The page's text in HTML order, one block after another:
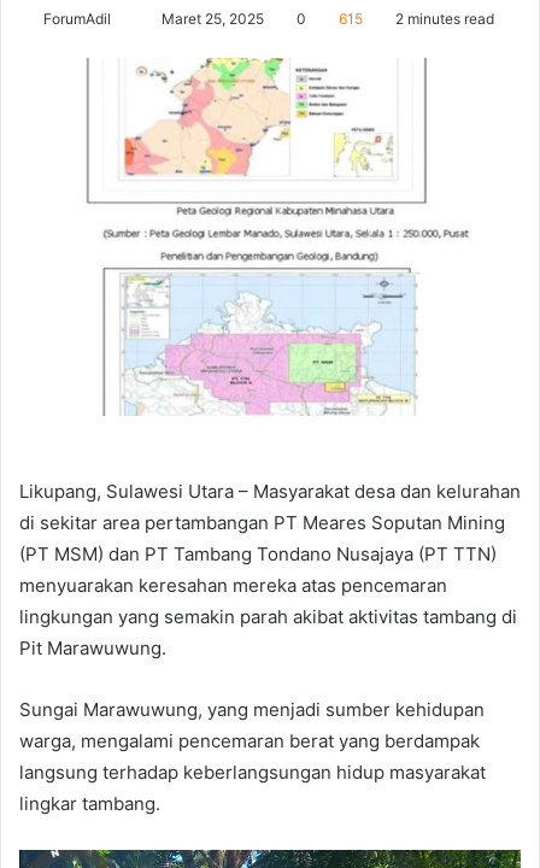
ForumAdil
email
Maret 25, 2025 0 615 2 minutes read
Likupang, Sulawesi Utara – Masyarakat desa dan kelurahan
di sekitar area pertambangan PT Meares Soputan Mining
(PT MSM) dan PT Tambang Tondano Nusajaya (PT TTN)
menyuarakan keresahan mereka atas pencemaran
lingkungan yang semakin parah akibat aktivitas tambang di
Pit Marawuwung.
Sungai Marawuwung, yang menjadi sumber kehidupan
warga, mengalami pencemaran berat yang berdampak
langsung terhadap keberlangsungan hidup masyarakat
lingkar tambang.